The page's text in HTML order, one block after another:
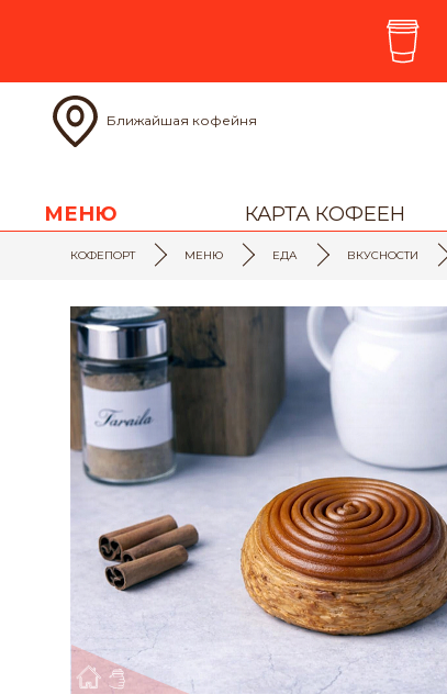
Ближайшая кофейня
МЕНЮ КАРТА КОФЕЕН
КОФЕПОРТ МЕНЮ ЕДА ВКУСНОСТИ